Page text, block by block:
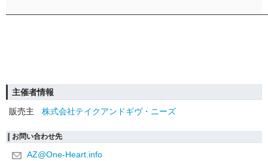
主催者情報
販売主
株式会社テイクアンドギヴ・ニーズ
お問い合わせ先
AZ@One-Heart.info